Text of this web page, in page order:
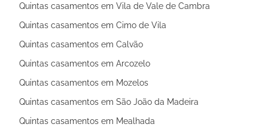
Quintas casamentos em Vila de Vale de Cambra
Quintas casamentos em Cimo de Vila
Quintas casamentos em Calvão
Quintas casamentos em Arcozelo
Quintas casamentos em Mozelos
Quintas casamentos em São João da Madeira
Quintas casamentos em Mealhada